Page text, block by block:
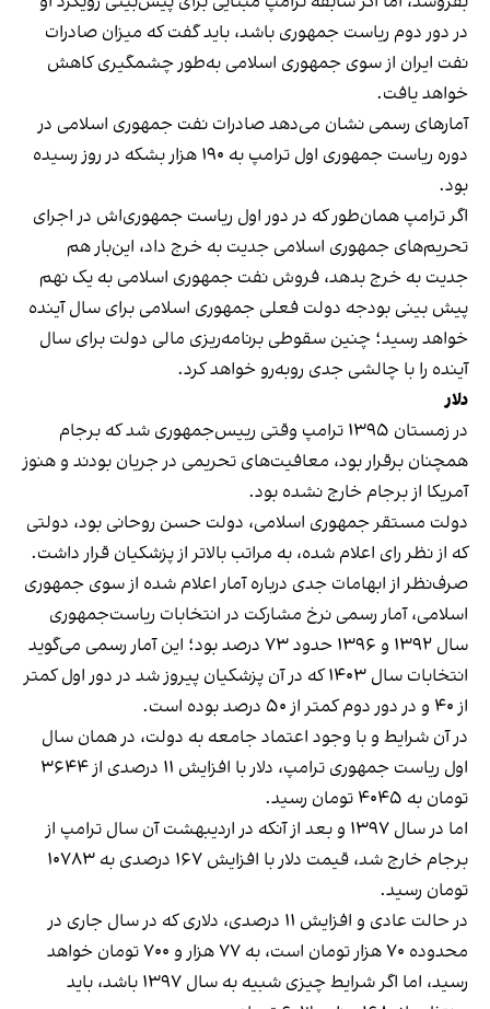
در دور دوم ریاست جمهوری باشد، باید گفت که میزان صادرات
نفت ایران از سوی جمهوری اسلامی به‌طور چشمگیری کاهش
خواهد یافت.
آمارهای رسمی نشان می‌دهد صادرات نفت جمهوری اسلامی در
دوره ریاست جمهوری اول ترامپ به ۱۹۰ هزار بشکه در روز رسیده
بود.
اگر ترامپ همان‌طور که در دور اول ریاست جمهوری‌اش در اجرای
تحریم‌های جمهوری اسلامی جدیت به خرج داد، این‌بار هم
جدیت به خرج بدهد، فروش نفت جمهوری اسلامی به یک نهم
پیش بینی بودجه دولت فعلی جمهوری اسلامی برای سال آینده
خواهد رسید؛ چنین سقوطی برنامه‌ریزی مالی دولت برای سال
آینده را با چالشی جدی روبه‌رو خواهد کرد.
دلار
در زمستان ۱۳۹۵ ترامپ وقتی رییس‌جمهوری شد که برجام
همچنان برقرار بود، معافیت‌های تحریمی در جریان بودند و هنوز
آمریکا از برجام خارج نشده بود.
دولت مستقر جمهوری اسلامی، دولت حسن روحانی بود، دولتی
که از نظر رای اعلام شده، به مراتب بالاتر از پزشکیان قرار داشت.
صرف‌نظر از ابهامات جدی درباره آمار اعلام شده از سوی جمهوری
اسلامی، آمار رسمی نرخ مشارکت در انتخابات ریاست‌جمهوری
سال ۱۳۹۲ و ۱۳۹۶ حدود ۷۳ درصد بود؛ این آمار رسمی می‌گوید
انتخابات سال ۱۴۰۳ که در آن پزشکیان پیروز شد در دور اول کمتر
از ۴۰ و در دور دوم کمتر از ۵۰ درصد بوده است.
در آن شرایط و با وجود اعتماد جامعه به دولت، در همان سال
اول ریاست جمهوری ترامپ، دلار با افزایش ۱۱ درصدی از ۳۶۴۴
تومان به ۴۰۴۵ تومان رسید.
اما در سال ۱۳۹۷ و بعد از آنکه در اردیبهشت آن سال ترامپ از
برجام خارج شد، قیمت دلار با افزایش ۱۶۷ درصدی به ۱۰۷۸۳
تومان رسید.
در حالت عادی و افزایش ۱۱ درصدی، دلاری که در سال جاری در
محدوده ۷۰ هزار تومان است، به ۷۷ هزار و ۷۰۰ تومان خواهد
رسید، اما اگر شرایط چیزی شبیه به سال ۱۳۹۷ باشد، باید